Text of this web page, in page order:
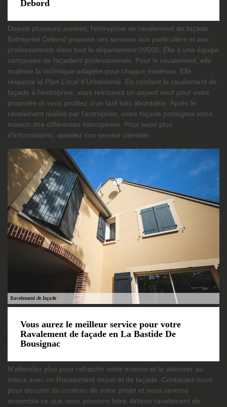
Debord
Depuis plusieurs années, l’entreprise de ravalement de façade
Entreprise Debord propose ses services aux particuliers et aux
professionnels dans tout le département 09500. Elle a une équipe
composée de façadiers professionnels. Pour le ravalement, elle
maîtrise la technique adaptée pour chaque matériau. Elle
respecte le Plan Local d’Urbanisme. En confiant le ravalement de
façade à l’entreprise, vous retrouvez un aspect neuf pour votre
propriété et vous profitez d’un tarif très abordable. Après le
ravalement réalisé par l’entreprise, votre façade protégera votre
maison des différentes intempéries. Pour avoir plus
d’informations, appelez son service clientèle.
Vous aurez le meilleur service pour votre
Ravalement de façade en La Bastide De
Bousignac
N’attendez plus pour rafraichir votre maison et la valoriser au
mieux avec un Ravalement muret et de façade. Contactez-nous
pour discuter du contenu de votre projet et nous verrons
ensemble ce que nous pouvons faire. Artisan ravalement de